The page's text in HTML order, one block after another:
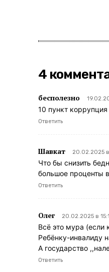
4
бесполезно
10 пункт
Ответить
Шавкат 20.02.2025
Что бы снизить
большое проценты
Ответить
Олег 20.02.2025 в
Всё это мура (если
Ребёнку-инвалиду
А государство
Ответить